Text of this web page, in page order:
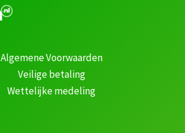
Algemene Voorwaarden
Veilige betaling
Wettelijke medeling